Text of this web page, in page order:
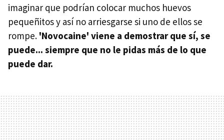
imaginar que podrían colocar muchos huevos
pequeñitos y así no arriesgarse si uno de ellos se
rompe. 'Novocaine' viene a demostrar que sí, se
puede... siempre que no le pidas más de lo que
puede dar.